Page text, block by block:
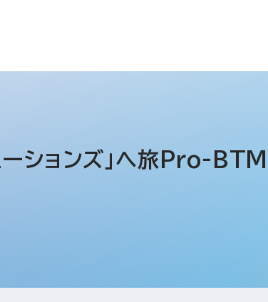
約束/行動指針
スポンサーシップ
ューションズ」へ旅Pro-